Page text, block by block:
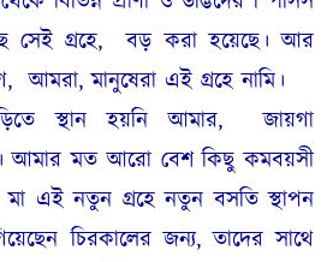
সেই গ্রহে,
বড় করা হয়েছে। আর
আমরা, মানুষেরা এই গ্রহে নামি।
স্থান হয়নি আমার,
জায়গা
আমার মত আরো বেশ কিছু কমবয়সী
মা এই নতুন গ্রহে নতুন বসতি স্থাপন
চিরকালের জন্য, তাদের সাথে